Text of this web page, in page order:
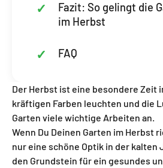
Fazit: So gelingt die
im Herbst
FAQ
Der Herbst ist eine besondere Zeit
kräftigen Farben leuchten und die
Garten viele wichtige Arbeiten an.
Wenn Du Deinen Garten im
nur eine schöne Optik in der
den Grundstein für ein gesundes